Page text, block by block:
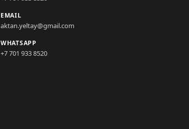
EMAIL
aktan.yeltay@gmail.com
WHATSAPP
+7 701 933 8520